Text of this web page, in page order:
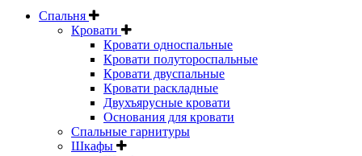
Спальня
Кровати
Кровати односпальные
Кровати полутороспальные
Кровати двуспальные
Кровати раскладные
Двухъярусные кровати
Основания для кровати
Спальные гарнитуры
Шкафы